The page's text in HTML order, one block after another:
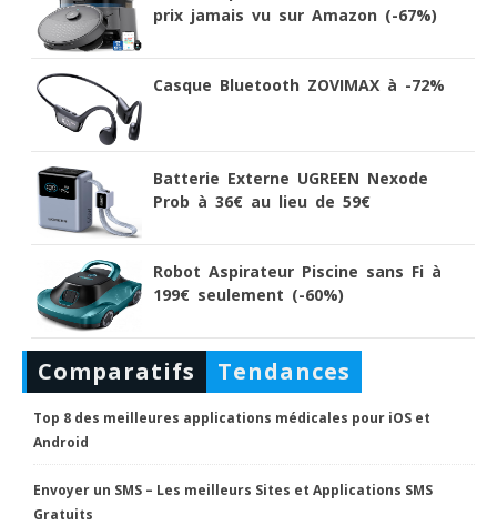
prix jamais vu sur Amazon (-67%)
Casque Bluetooth ZOVIMAX à -72%
Batterie Externe UGREEN Nexode
Prob à 36€ au lieu de 59€
Robot Aspirateur Piscine sans Fi à
199€ seulement (-60%)
Comparatifs Tendances
Top 8 des meilleures applications médicales pour iOS et
Android
Envoyer un SMS – Les meilleurs Sites et Applications SMS
Gratuits